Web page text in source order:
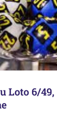
Loto 6/